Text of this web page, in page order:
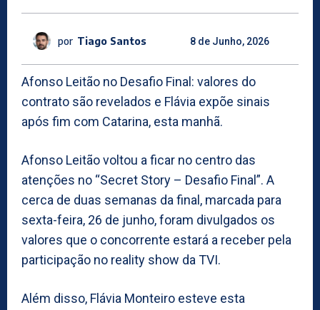
por Tiago Santos 8 de Junho, 2026
Afonso Leitão no Desafio Final: valores do
contrato são revelados e Flávia expõe sinais
após fim com Catarina, esta manhã.
Afonso Leitão voltou a ficar no centro das
atenções no “Secret Story – Desafio Final”. A
cerca de duas semanas da final, marcada para
sexta-feira, 26 de junho, foram divulgados os
valores que o concorrente estará a receber pela
participação no reality show da TVI.
Além disso, Flávia Monteiro esteve esta